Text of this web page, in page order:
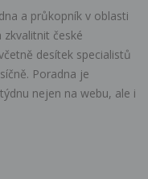
a průkopník v oblasti
české
desítek specialistů
Poradna je
nejen na webu, ale i